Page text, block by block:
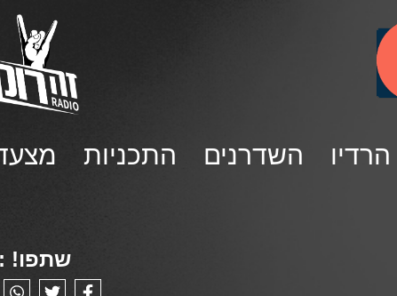
הרדיו השדרנים התכניות
שתפו! :